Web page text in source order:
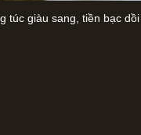
túc giàu sang, tiền bạc